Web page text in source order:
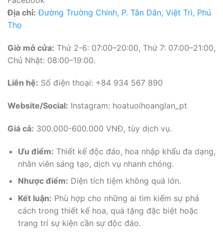
Địa chỉ: Đường Trường Chinh, P. Tân Dân, Việt Trì, Phú
Thọ
Giờ mở cửa: Thứ 2-6: 07:00–20:00, Thứ 7: 07:00–21:00,
Chủ Nhật: 08:00–19:00.
Liên hệ: Số điện thoại: +84 934 567 890
Website/Social: Instagram: hoatuoihoanglan_pt
Giá cả: 300.000-600.000 VNĐ, tùy dịch vụ.
Ưu điểm: Thiết kế độc đáo, hoa nhập khẩu đa dạng,
nhân viên sáng tạo, dịch vụ nhanh chóng.
Nhược điểm: Diện tích tiệm không quá lớn.
Kết luận: Phù hợp cho những ai tìm kiếm sự phá
cách trong thiết kế hoa, quà tặng đặc biệt hoặc
trang trí sự kiện cần sự độc đáo.